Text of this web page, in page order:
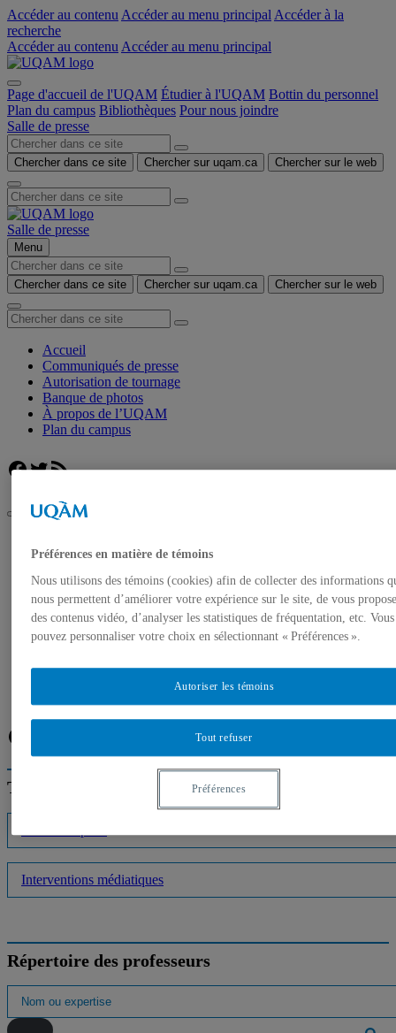
Accéder au contenu Accéder au menu principal Accéder à la
recherche
Accéder au contenu Accéder au menu principal
Page d'accueil de l'UQAM Étudier à l'UQAM Bottin du personnel
Plan du campus Bibliothèques Pour nous joindre
Salle de presse
Chercher dans ce site Chercher sur uqam.ca Chercher sur le web
Salle de presse
Menu
Chercher dans ce site Chercher sur uqam.ca Chercher sur le web
Accueil
Communiqués de presse
Autorisation de tournage
Banque de photos
À propos de l’UQAM
Plan du campus
Facebook
Twitter
Flux RSS
Salle de presse
octroie une contribution de 3,2 M $ à l’UQAM
Accueil
Communiqués de presse
Banque de photos
Facebook
Trouver un expert
Interventions médiatiques
Répertoire des professeurs
Préférences en matière de témoins
Nous utilisons des témoins (cookies) afin de collecter des informations
nous permettent d’améliorer votre expérience sur le site, de vous
des contenus vidéo, d’analyser les statistiques de fréquentation, etc. Vous
pouvez personnaliser votre choix en sélectionnant « Préférences ».
Tout refuser
Autoriser les témoins
Préférences